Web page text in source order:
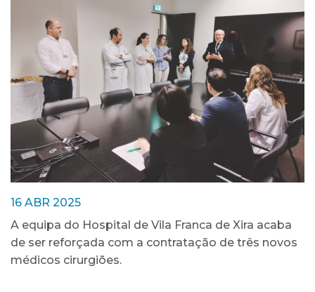
16 ABR 2025
A equipa do Hospital de Vila Franca de Xira acaba
de ser reforçada com a contratação de três novos
médicos cirurgiões.